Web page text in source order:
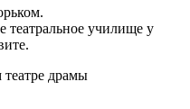
театральное училище у
драмы